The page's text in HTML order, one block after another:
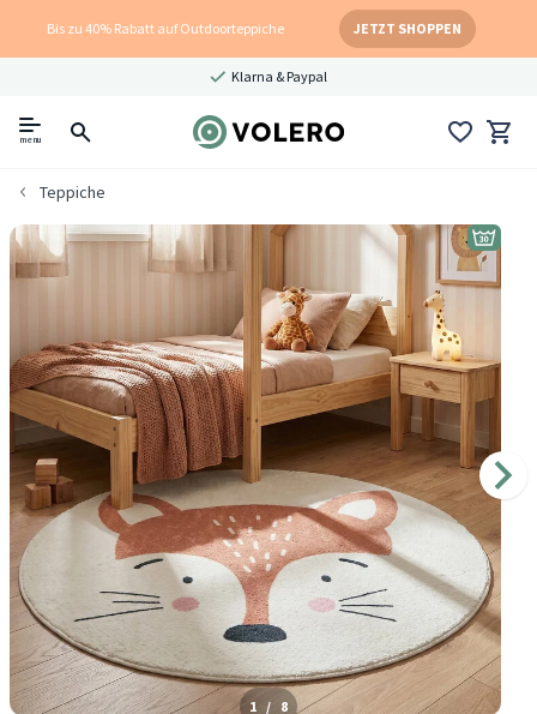
Bis zu 40% Rabatt auf Outdoorteppiche JETZT SHOPPEN
Klarna & Paypal
menu
Teppiche
1 / 8